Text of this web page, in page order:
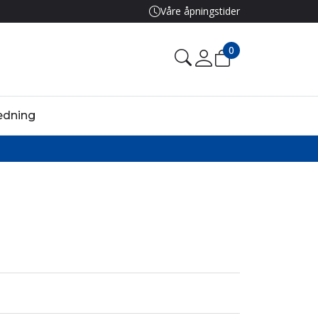
Våre åpningstider
0